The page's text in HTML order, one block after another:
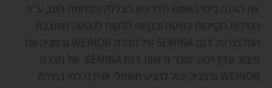
את הגינה בימי השמש ולהרגיש הצללה והפחתת חום, ע”פ
המידות הקיימות בשטח ובקשת הלקוח לקסטה מעוצבת
המלצנו על דגם SEMINA של חברת WEINOR גרמניה עם
עיצוב עדין ויפה. סוכך זרועות דגם SEMINA של חברת
WEINOR גרמניה יכול להגיע חשמלי או ידני לפי בחירת